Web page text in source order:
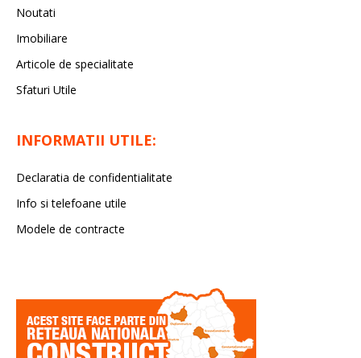
Noutati
Imobiliare
Articole de specialitate
Sfaturi Utile
INFORMATII UTILE:
Declaratia de confidentialitate
Info si telefoane utile
Modele de contracte